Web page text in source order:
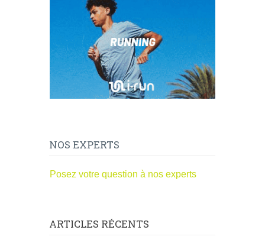
NOS EXPERTS
Posez votre question à nos experts
ARTICLES RÉCENTS